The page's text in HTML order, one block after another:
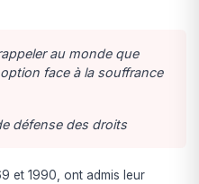
au monde que
face à la souffrance
défense des droits
et 1990, ont admis leur